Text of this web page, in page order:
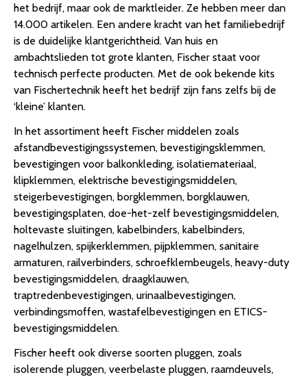
het bedrijf, maar ook de marktleider. Ze hebben meer dan
14.000 artikelen. Een andere kracht van het familiebedrijf
is de duidelijke klantgerichtheid. Van huis en
ambachtslieden tot grote klanten, Fischer staat voor
technisch perfecte producten. Met de ook bekende kits
van Fischertechnik heeft het bedrijf zijn fans zelfs bij de
‘kleine’ klanten.
In het assortiment heeft Fischer middelen zoals
afstandbevestigingssystemen, bevestigingsklemmen,
bevestigingen voor balkonkleding, isolatiemateriaal,
klipklemmen, elektrische bevestigingsmiddelen,
steigerbevestigingen, borgklemmen, borgklauwen,
bevestigingsplaten, doe-het-zelf bevestigingsmiddelen,
holtevaste sluitingen, kabelbinders, kabelbinders,
nagelhulzen, spijkerklemmen, pijpklemmen, sanitaire
armaturen, railverbinders, schroefklembeugels, heavy-duty
bevestigingsmiddelen, draagklauwen,
traptredenbevestigingen, urinaalbevestigingen,
verbindingsmoffen, wastafelbevestigingen en ETICS-
bevestigingsmiddelen.
Fischer heeft ook diverse soorten pluggen, zoals
isolerende pluggen, veerbelaste pluggen, raamdeuvels,